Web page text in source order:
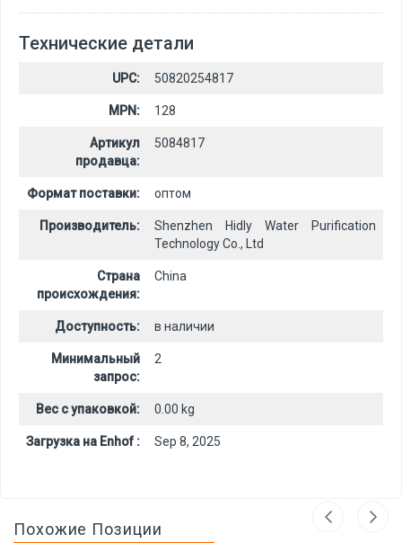
Технические детали
UPC: 50820254817
MPN: 128
Артикул
продавца:
5084817
Формат поставки: оптом
Производитель:
Shenzhen Hidly Water Purification
Technology Co., Ltd
Страна
происхождения:
China
Доступность: в наличии
Минимальный
запрос:
2
Вес с упаковкой: 0.00 kg
Загрузка на Enhof : Sep 8, 2025
Похожие Позиции